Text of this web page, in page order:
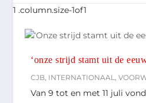
‘onze strijd stamt uit de
CJB, INTERNATIONAAL,
Van 9 tot en met 11 juli